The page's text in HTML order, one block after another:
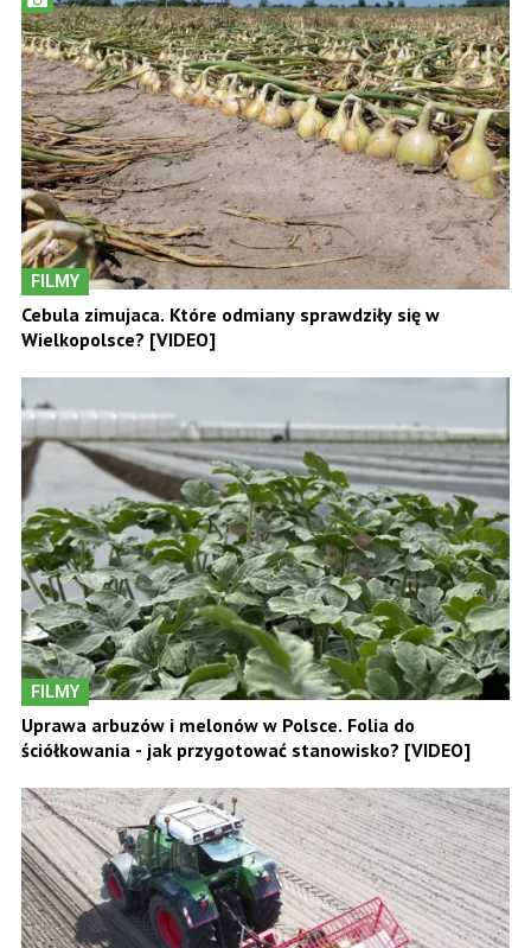
FILMY
Cebula zimujaca. Które odmiany sprawdziły się w
Wielkopolsce? [VIDEO]
FILMY
Uprawa arbuzów i melonów w Polsce. Folia do
ściółkowania - jak przygotować stanowisko? [VIDEO]